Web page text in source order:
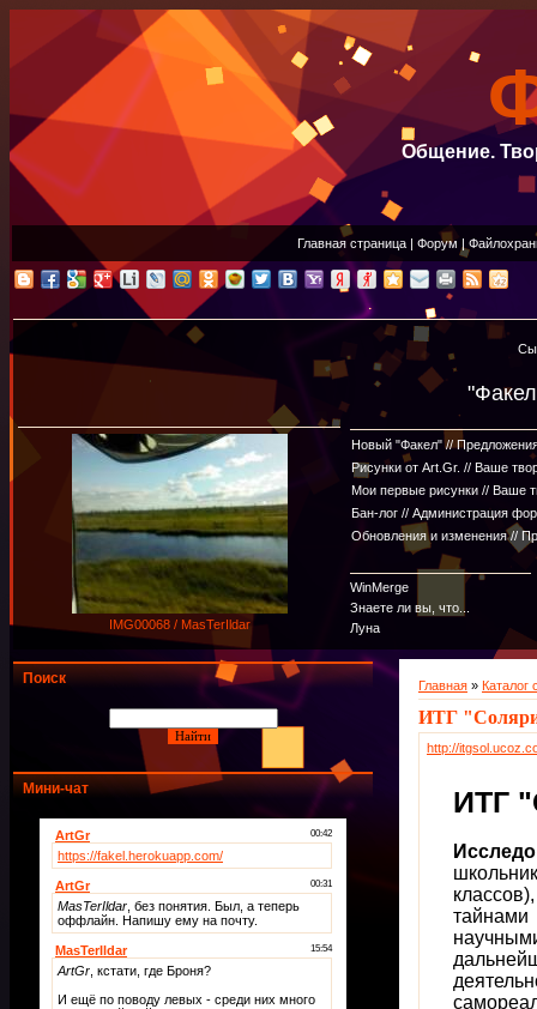
Общение.
Главная страница| Форум |
IMG00068 / MasTerIldar
Новый "Факел" //
Рисунки от Art.Gr. // Ваше
Мои первые рисунки // Ваше
Бан-лог // Администрация
Обновления и изменения //
WinMerge
Знаете ли вы, что...
Луна
Поиск
Мини-чат
Главная » Каталог
ИТГ
http://
ИТГ